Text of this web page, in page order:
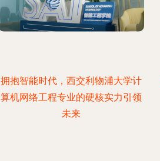
拥抱智能时代，西交利物浦大学计
算机网络工程专业的硬核实力引领
未来